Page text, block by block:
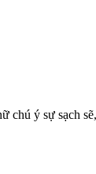
ý sự sạch